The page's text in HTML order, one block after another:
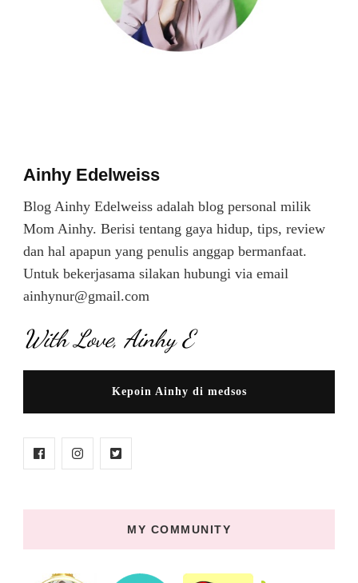
Ainhy Edelweiss
Blog Ainhy Edelweiss adalah blog personal milik
Mom Ainhy. Berisi tentang gaya hidup, tips, review
dan hal apapun yang penulis anggap bermanfaat.
Untuk bekerjasama silakan hubungi via email
ainhynur@gmail.com
With Love, Ainhy E
Kepoin Ainhy di medsos
MY COMMUNITY